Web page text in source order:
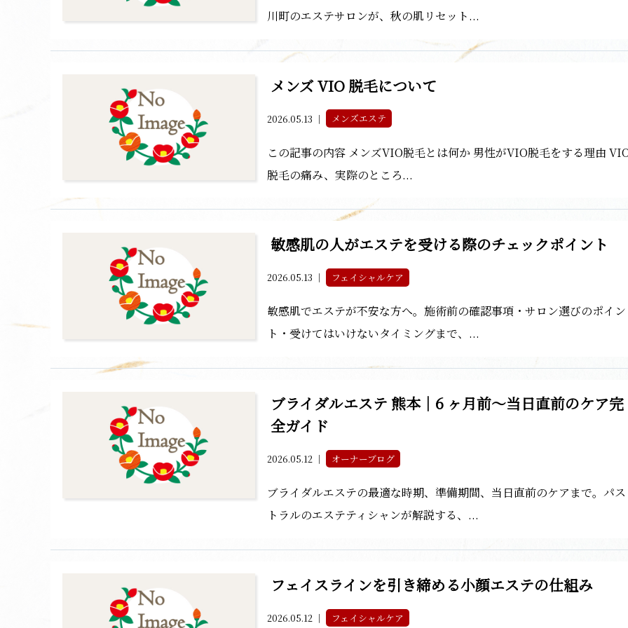
川町のエステサロンが、秋の肌リセット...
メンズ VIO 脱毛について
2026.05.13 ｜ メンズエステ
この記事の内容 メンズVIO脱毛とは何か 男性がVIO脱毛をする理由
脱毛の痛み、実際のところ...
敏感肌の人がエステを受ける際のチェックポイント
2026.05.13 ｜ フェイシャルケア
敏感肌でエステが不安な方へ。施術前の確認事項・サロン選びのポイン
ト・受けてはいけないタイミングまで、...
ブライダルエステ 熊本｜6 ヶ月前～当日直前のケア完
全ガイド
2026.05.12 ｜ オーナーブログ
ブライダルエステの最適な時期、準備期間、当日直前のケアまで。パス
トラルのエステティシャンが解説する、...
フェイスラインを引き締める小顔エステの仕組み
2026.05.12 ｜ フェイシャルケア